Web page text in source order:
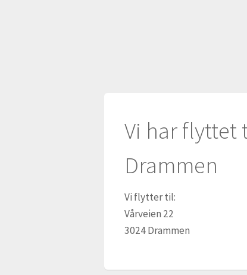
Vi har flyttet
Drammen
Vi flytter til:
Vårveien 22
3024 Drammen